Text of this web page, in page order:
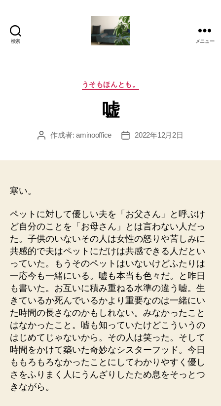
検索
美
か
も
あ
の
メニュー
カ
ゴ
リ
うそもほんとも。
嘘
投
作成者:aminooffice
投
2022年12月2日
寒い。
ペットに対して優しい夫を「お父さん」と呼ぶけ
ど自分のことを「お母さん」とは言わない人だっ
た。子供のいないその人は女性の怒りや苦しみに
共感的で夫はペットにだけは共感できる人だとい
っていた。もうそのペットはいないけどふたりは
一応今も一緒にいる。嘘も本当も色々だ。と昨日
も書いた。お互いに積み重ねる水準の違う嘘。生
きているか死んでいるかより重要なのは一緒にい
た時間の長さなのかもしれない。みなかったこと
はなかったこと。嘘も知っていたけどこういうの
はじめてじゃないから。その人は笑った。そして
時間をかけて築いた奇妙なシスターフッド。今日
ももろもろなかったことにしてわかりやすく優し
さをふりまく人にうんざりしたため息をそっとつ
きながら。